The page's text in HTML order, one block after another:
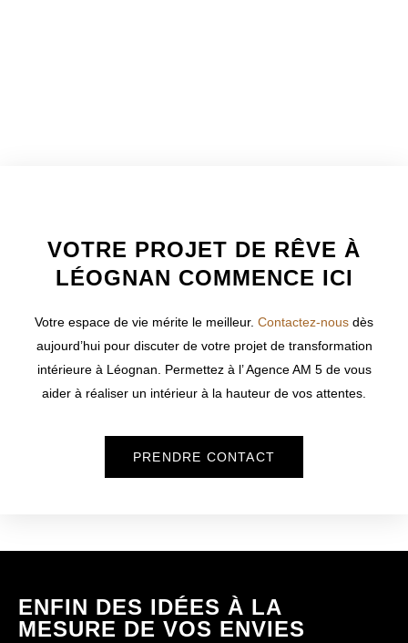
VOTRE PROJET DE RÊVE À
LÉOGNAN COMMENCE ICI
Votre espace de vie mérite le meilleur. Contactez-nous dès
aujourd’hui pour discuter de votre projet de transformation
intérieure à Léognan . Permettez à l’ Agence AM 5 de vous
aider à réaliser un intérieur à la hauteur de vos attentes.
PRENDRE CONTACT
ENFIN DES IDÉES À LA
MESURE DE VOS ENVIES